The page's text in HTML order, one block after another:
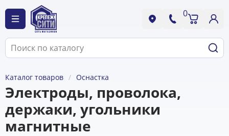
0
Каталог товаров Оснастка
Электроды, проволока,
держаки, угольники
магнитные